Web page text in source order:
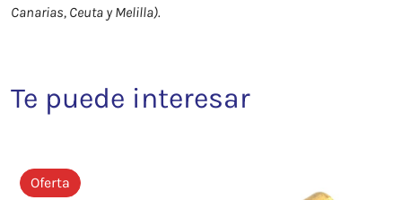
Canarias, Ceuta y Melilla).
Te puede interesar
Oferta